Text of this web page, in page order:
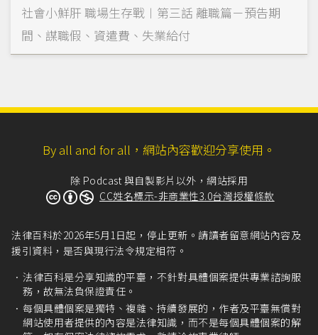
社會小鮮肝 職場生存戰︱第三話 離職篇－預告期
間、謀職假、資遣費、失業給付
By all and for all，網站內容歡迎分享使用。
除 Podcast 與自製影片以外，網站採用
CC姓名標示-非商業性3.0台灣授權條款
法律百科於2026年5月1日起，停止更新。請讀者留意網站內容及
援引資料，是否與現行法令規定相符。
法律百科是分享知識的平臺，不針對具體個案提供專業諮詢服
務，故無法負保證責任。
每個具體個案是獨特、複雜、持續發展的，作者及平臺無償對
網站使用者提供的內容是法律知識，而不是每個具體個案的解